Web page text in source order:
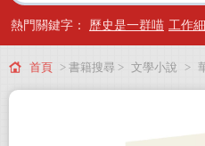
主題閱讀
出版專區
會員專屬
熱門關鍵字： 歷史是一群喵 工作
首頁 > 書籍搜尋 > 文學小說 >